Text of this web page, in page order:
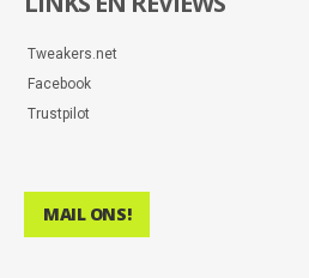
Tweakers.net
Facebook
Trustpilot
MAIL ONS!